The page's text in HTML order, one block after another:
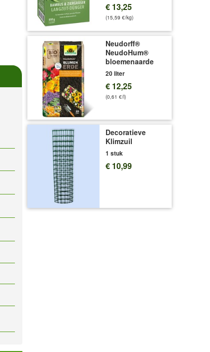
€ 13,25
(15,59 €/kg)
Neudorff®
NeudoHum®
bloemenaarde
20 liter
€ 12,25
(0,61 €/l)
Decoratieve
Klimzuil
1 stuk
€ 10,99